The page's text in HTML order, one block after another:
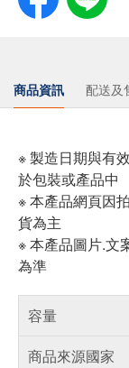
商品資訊 配送及
※ 製造日期與有
於包裝或產品中
※ 本產品網頁因
貨為主
※ 本產品圖片.文
為準
容量
商品來源國家